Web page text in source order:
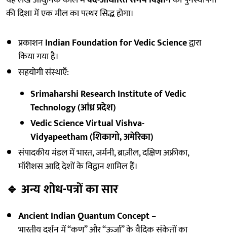
की दिशा में एक मील का पत्थर सिद्ध होगा।
प्रकाशनIndian Foundation for Vedic Scienceद्वारा
किया गया है।
सहयोगी संस्थाएँ:
Srimaharshi Research Institute of Vedic
Technology (आंध्र प्रदेश)
Vedic Science Virtual Vishva-
Vidyapeetham (शिकागो, अमेरिका)
संपादकीय मंडल में भारत, जर्मनी, ब्राज़ील, दक्षिण अफ्रीका,
मॉरीशस आदि देशों के विद्वान शामिल हैं।
🔹 अन्य शोध-पत्रों का सार
Ancient Indian Quantum Concept–
भारतीय दर्शन में “कण” और “ऊर्जा” के वैदिक संकेतों का